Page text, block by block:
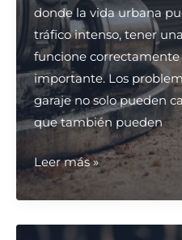
donde la vida urbana
tráfico intenso, tener
funcione correctamente
importante. Los
garaje no solo pueden
que también pueden
¿Qué
servicios
de
reparación
Leer más »